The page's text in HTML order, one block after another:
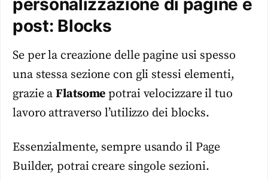
personalizzazione di pagine e
post: Blocks
Se per la creazione delle pagine usi spesso
una stessa sezione con gli stessi elementi,
grazie aFlatsome potrai velocizzare il tuo
lavoro attraverso l’utilizzo dei blocks.
Essenzialmente, sempre usando il Page
Builder, potrai creare singole sezioni.